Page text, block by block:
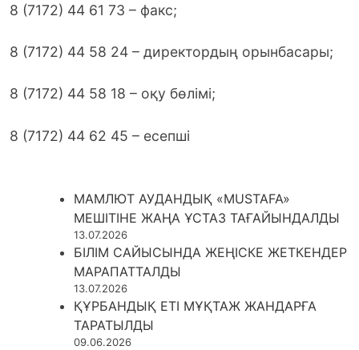
8 (7172) 44 61 73 – факс;
8 (7172) 44 58 24 – директордың орынбасары;
8 (7172) 44 58 18 – оқу бөлімі;
8 (7172) 44 62 45 – есепші
МАМЛЮТ АУДАНДЫҚ «MUSTAFA»
МЕШІТІНЕ ЖАҢА ҰСТАЗ ТАҒАЙЫНДАЛДЫ
13.07.2026
БІЛІМ САЙЫСЫНДА ЖЕҢІСКЕ ЖЕТКЕНДЕР
МАРАПАТТАЛДЫ
13.07.2026
ҚҰРБАНДЫҚ ЕТІ МҰҚТАЖ ЖАНДАРҒА
ТАРАТЫЛДЫ
09.06.2026